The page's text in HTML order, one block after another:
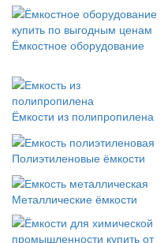
Ёмкостное оборудование
Ёмкости из полипропилена
Полиэтиленовые ёмкости
Металлические ёмкости